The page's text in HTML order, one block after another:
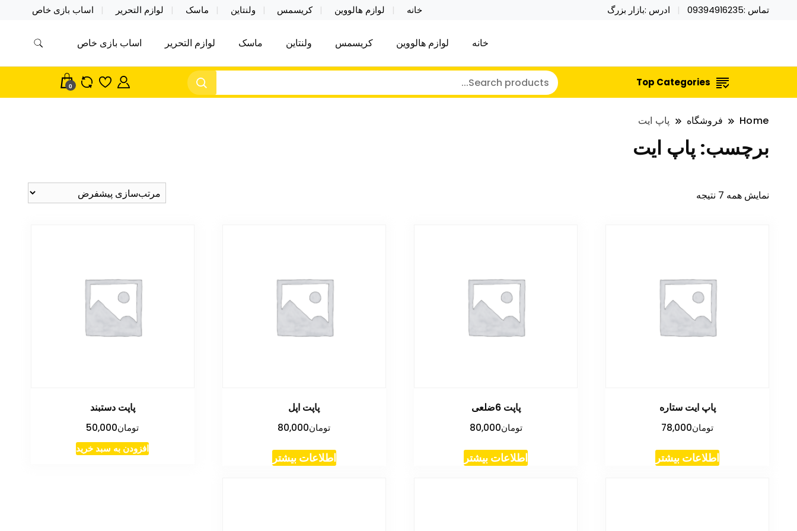
تماس :09394916235 ادرس :بازار بزرگ خانه لوازم هالووین کریسمس ولنتاین ماسک لوازم التحریر اساب بازی خاص
نایکر توی فروش عمده لوازم هالووین ولن تاین کادویی کریسمس اکسسوری ماسک
خرید محصولات خاص فیجت اسباب بازی تراول ماگ نایکر توی فروش عمده لوازم هالووین ولن تاین کادویی کریسمس اکسسوری ماسک در واردات مستقیم
خانه لوازم هالووین کریسمس ولنتاین ماسک لوازم التحریر اساب بازی خاص
Top Categories
0
Home فروشگاه پاپ ایت
برچسب:پاپ ایت
نمایش همه 7 نتیجه
پاپ ایت ستاره
تومان78,000
اطلاعات بیشتر
پاپت 6ضلعی
تومان80,000
اطلاعات بیشتر
پاپت اپل
تومان80,000
اطلاعات بیشتر
پاپت دستبند
تومان50,000
افزودن به سبد خرید